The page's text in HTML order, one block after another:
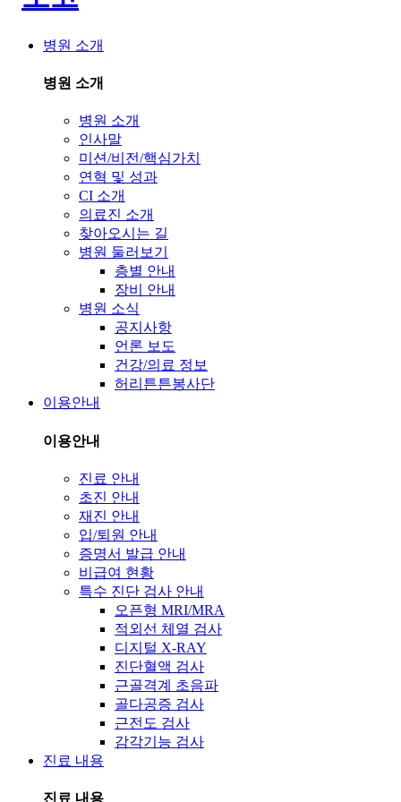
병원 소개
병원 소개
병원 소개
인사말
미션/비전/핵심가치
연혁 및 성과
CI 소개
의료진 소개
찾아오시는 길
병원 둘러보기
층별 안내
장비 안내
병원 소식
공지사항
언론 보도
건강/의료 정보
허리튼튼봉사단
이용안내
이용안내
진료 안내
초진 안내
재진 안내
입/퇴원 안내
증명서 발급 안내
비급여 현황
특수 진단 검사 안내
오픈형 MRI/MRA
적외선 체열 검사
디지털 X-RAY
진단혈액 검사
근골격계 초음파
골다공증 검사
근전도 검사
감각기능 검사
진료 내용
진료 내용